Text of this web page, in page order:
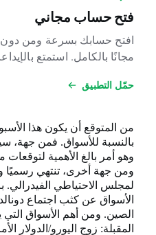
فتح حساب مجاني
افتح حسابك بسرعة ومن
مجانًا بالكامل. استمتع
حمّل التطبيق
من المتوقع أن يكون هذا
بالنسبة للأسواق. فمن جهة،
وهو أمر بالغ الأهمية
ومن جهة أخرى، تنتهي رسميًا
لمجلس الاحتياطي الفيدرالي.
الأسواق عن كثب اجتماع
الصين. ومن أهم الأسواق التي
المقبلة: زوج اليورو/الدولار